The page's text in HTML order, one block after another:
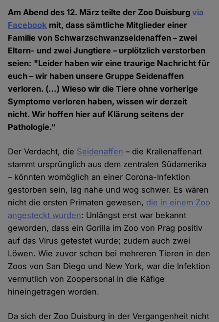
Am Abend des 12. März teilte der Zoo Duisburgvia
Facebook mit, dass sämtliche Mitglieder einer
Familie von Schwarzschwanzseidenaffen – zwei
Eltern- und zwei Jungtiere –urplötzlich verstorben
seien: "Leider haben wir eine traurige Nachricht für
euch – wir haben unsere Gruppe Seidenaffen
verloren. (…) Wieso wir die Tiere ohne vorherige
Symptome verloren haben, wissen wir derzeit
nicht. Wir hoffen hier auf Klärung seitens der
Pathologie."
Der Verdacht, die Seidenaffen – die Krallenaffenart
stammt ursprünglich aus dem zentralen Südamerika
– könnten womöglich an einer Corona-Infektion
gestorben sein, lag nahe und wog schwer. Es wären
nicht die ersten Primaten gewesen, die in einem Zoo
angesteckt wurden: Unlängst erst war bekannt
geworden, dass ein Gorilla im Zoo von Prag positiv
auf das Virus getestet wurde; zudem auch zwei
Löwen. Wie zuvor schon bei mehreren Tieren in den
Zoos von San Diego und New York, war die Infektion
vermutlich von Zoopersonal in die Käfige
hineingetragen worden.
Da sich der Zoo Duisburg in der Vergangenheit nicht